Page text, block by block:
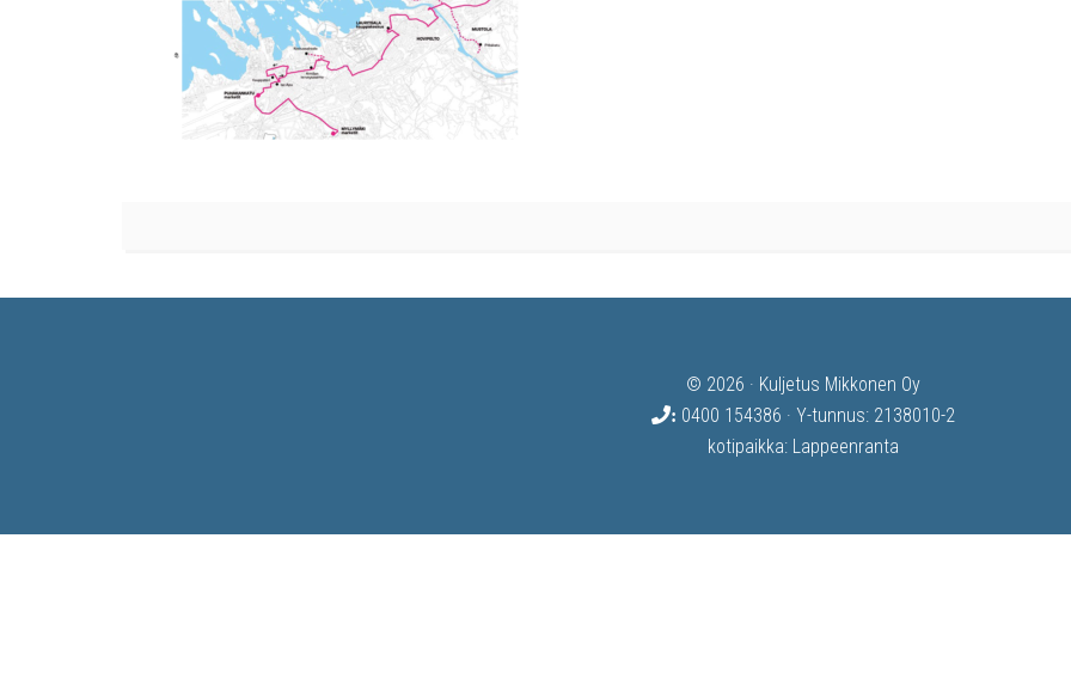
© 2026 · Kuljetus Mikkonen Oy
: 0400 154386 · Y-tunnus: 2138010-2
kotipaikka: Lappeenranta